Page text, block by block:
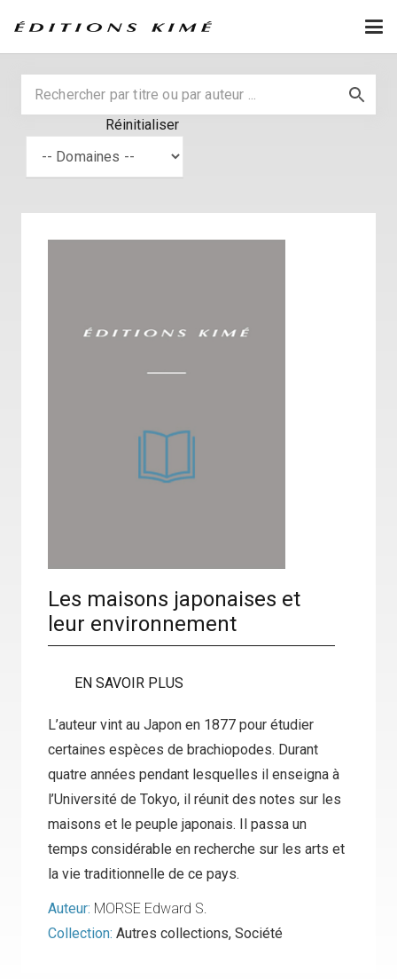
Réinitialiser
Les maisons japonaises et
leur environnement
EN SAVOIR PLUS
L’auteur vint au Japon en 1877 pour étudier
certaines espèces de brachiopodes. Durant
quatre années pendant lesquelles il enseigna à
l’Université de Tokyo, il réunit des notes sur les
maisons et le peuple japonais. Il passa un
temps considérable en recherche sur les arts et
la vie traditionnelle de ce pays.
Auteur: MORSE Edward S.
Collection: Autres collections, Société